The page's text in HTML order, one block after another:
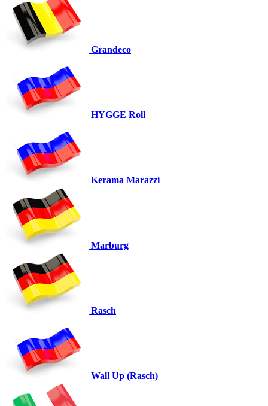
Grandeco
HYGGE Roll
Kerama Marazzi
Marburg
Rasch
Wall Up (Rasch)